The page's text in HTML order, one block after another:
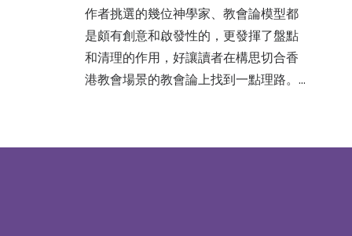
作者挑選的幾位神學家、教會論模型都
是頗有創意和啟發性的，更發揮了盤點
和清理的作用，好讓讀者在構思切合香
港教會場景的教會論上找到一點理路。…